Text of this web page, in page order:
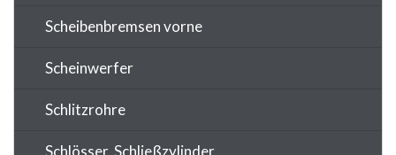
Scheibenbremsen vorne
Scheinwerfer
Schlitzrohre
Schlösser, Schließzylinder